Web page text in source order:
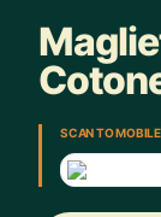
SCAN TO MOBILE